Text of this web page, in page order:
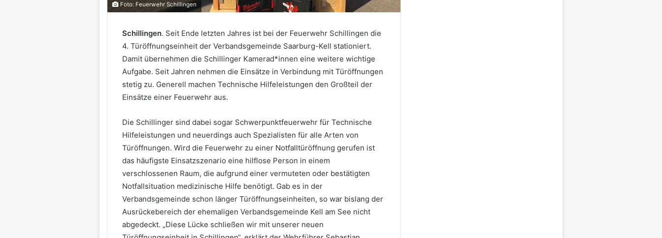
Foto: Feuerwehr Schillingen
Schillingen. Seit Ende letzten Jahres ist bei der Feuerwehr Schillingen die
4. Türöffnungseinheit der Verbandsgemeinde Saarburg-Kell stationiert.
Damit übernehmen die Schillinger Kamerad*innen eine weitere wichtige
Aufgabe. Seit Jahren nehmen die Einsätze in Verbindung mit Türöffnungen
stetig zu. Generell machen Technische Hilfeleistungen den Großteil der
Einsätze einer Feuerwehr aus.
Die Schillinger sind dabei sogar Schwerpunktfeuerwehr für Technische
Hilfeleistungen und neuerdings auch Spezialisten für alle Arten von
Türöffnungen. Wird die Feuerwehr zu einer Notfalltüröffnung gerufen ist
das häufigste Einsatzszenario eine hilflose Person in einem
verschlossenen Raum, die aufgrund einer vermuteten oder bestätigten
Notfallsituation medizinische Hilfe benötigt. Gab es in der
Verbandsgemeinde schon länger Türöffnungseinheiten, so war bislang der
Ausrückebereich der ehemaligen Verbandsgemeinde Kell am See nicht
abgedeckt. „Diese Lücke schließen wir mit unserer neuen